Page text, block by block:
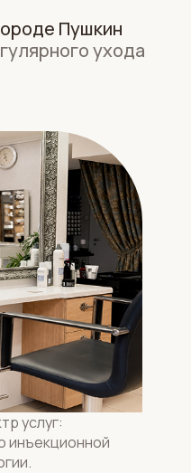
Пушкин
ухода
услуг:
инъекционной